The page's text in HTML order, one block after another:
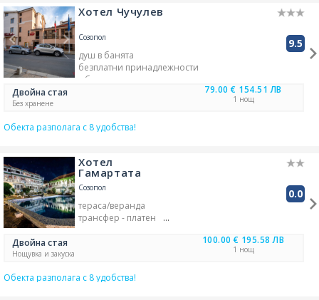
Хотел Чучулев
Созопол 9.5
душ в банята
безплатни принадлежности
в банята
градина/зелена площ
Двойна стая
Без хранене
79.00 € 154.51 ЛВ
1 нощ
Обекта разполага с 8 удобства!
Хотел
Гамартата
Созопол 0.0
тераса/веранда
трансфер - платен
ресторант
външен басейн
Двойна стая
Нощувка и закуска
100.00 € 195.58 ЛВ
1 нощ
Обекта разполага с 8 удобства!